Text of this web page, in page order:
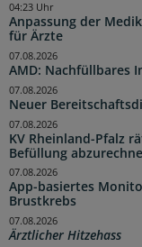
Anpassung der
für Ärzte
04:23 Uhr
AMD: Nachfüllbares
07.08.2026
Neuer
07.08.2026
KV Rheinland-Pfalz
Befüllung
07.08.2026
App-basiertes
Brustkrebs
07.08.2026
Ärztlicher Hitzehass
07.08.2026